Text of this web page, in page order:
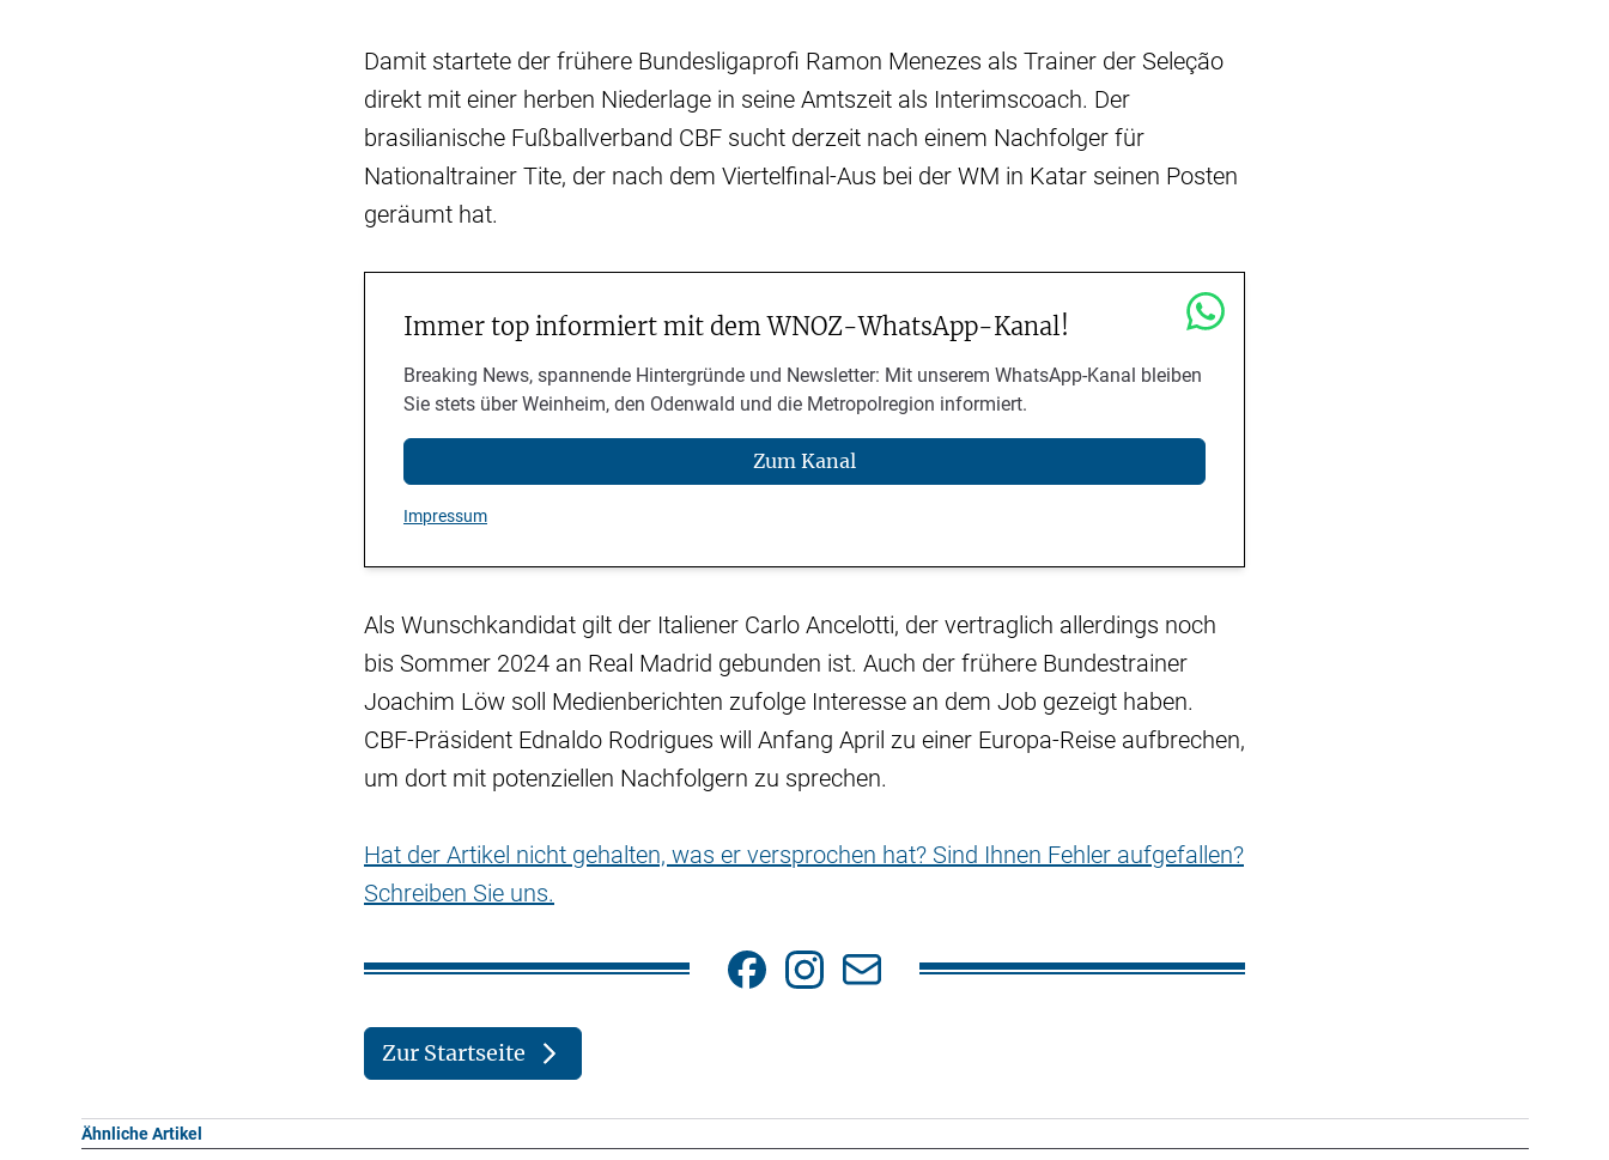
Damit startete der frühere Bundesligaprofi Ramon Menezes als Trainer der Seleção
direkt mit einer herben Niederlage in seine Amtszeit als Interimscoach. Der
brasilianische Fußballverband CBF sucht derzeit nach einem Nachfolger für
Nationaltrainer Tite, der nach dem Viertelfinal-Aus bei der WM in Katar seinen Posten
geräumt hat.
Immer top informiert mit dem WNOZ-WhatsApp-Kanal!
Breaking News, spannende Hintergründe und Newsletter: Mit unserem WhatsApp-Kanal bleiben
Sie stets über Weinheim, den Odenwald und die Metropolregion informiert.
Zum Kanal
Impressum
Als Wunschkandidat gilt der Italiener Carlo Ancelotti, der vertraglich allerdings noch
bis Sommer 2024 an Real Madrid gebunden ist. Auch der frühere Bundestrainer
Joachim Löw soll Medienberichten zufolge Interesse an dem Job gezeigt haben.
CBF-Präsident Ednaldo Rodrigues will Anfang April zu einer Europa-Reise aufbrechen,
um dort mit potenziellen Nachfolgern zu sprechen.
Hat der Artikel nicht gehalten, was er versprochen hat? Sind Ihnen Fehler aufgefallen?
Schreiben Sie uns.
Zur Startseite
Ähnliche Artikel